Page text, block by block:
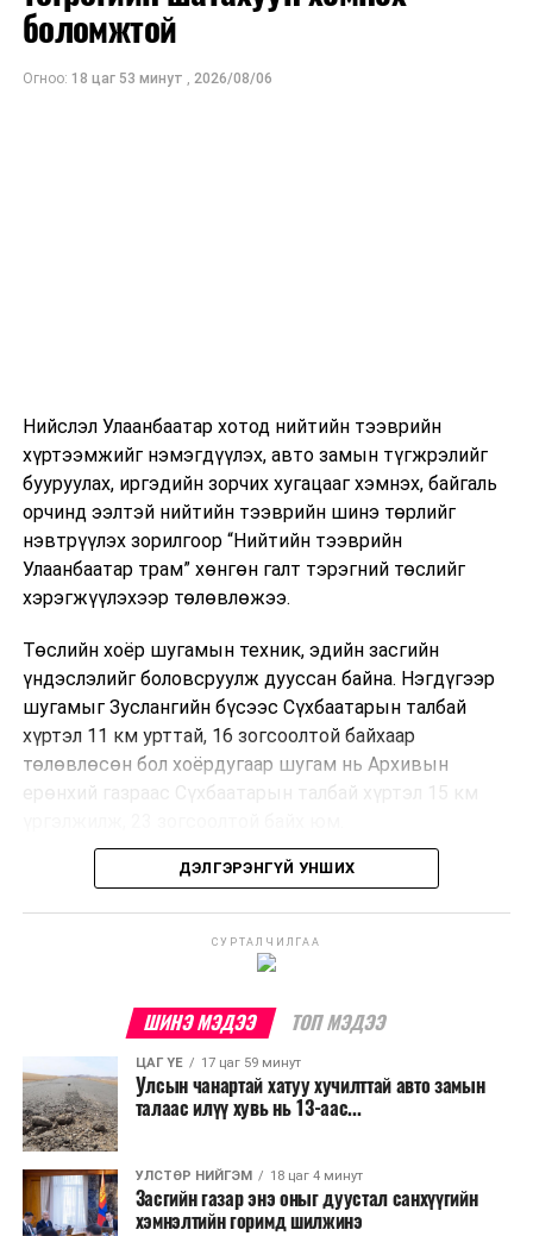
ам.долларбайхаар тооцжээ.
боломжтой
Огноо: 18 цаг 53 минут , 2026/08/06
Нийслэл Улаанбаатар хотод нийтийн тээврийн
хүртээмжийг нэмэгдүүлэх, авто замын түгжрэлийг
бууруулах, иргэдийн зорчих хугацааг хэмнэх, байгаль
орчинд ээлтэй нийтийн тээврийн шинэ төрлийг
нэвтрүүлэх зорилгоор “Нийтийн тээврийн
Улаанбаатар трам” хөнгөн галт тэрэгний төслийг
хэрэгжүүлэхээр төлөвлөжээ.
Төслийн хоёр шугамын техник, эдийн засгийн
үндэслэлийг боловсруулж дууссан байна. Нэгдүгээр
шугамыг Зуслангийн бүсээс Сүхбаатарын талбай
хүртэл 11 км урттай, 16 зогсоолтой байхаар
төлөвлөсөн бол хоёрдугаар шугам нь Архивын
ерөнхий газраас Сүхбаатарын талбай хүртэл 15 км
Төслийг бүрэн хэрэгжүүлснээр цагт 10-12 мянган
Трамвайн системийг хөгжүүлснээр нийтийн тээвэрт
суурилсан хот төлөвлөлтийг дэмжиж, шугам болон
зогсоолуудыг түшиглэсэн худалдаа, үйлчилгээ, орон
сууцны шинэ бүсүүд бий болох боломжтой. Үүний
зэрэгцээ ажлын байр нэмэгдэх, жижиг, дунд
бизнесийн үйл ажиллагаа өргөжих, үл хөдлөх
хөрөнгийн үнэ цэнэ өсөх зэрэг эдийн засгийн эерэг
үр нөлөө үзүүлнэ гэж тооцсон байна.
ДЭЛГЭРЭНГҮЙ УНШИХ
СУРТАЛЧИЛГАА
ШИНЭ МЭДЭЭ ТОП МЭДЭЭ
ЦАГ ҮЕ 17 цаг 59 минут
Улсын чанартай хатуу хучилттай авто замын
талаас илүү хувь нь 13-аас...
УЛСТӨР НИЙГЭМ 18 цаг 4 минут
Засгийн газар энэ оныг дуустал санхүүгийн
хэмнэлтийн горимд шилжинэ